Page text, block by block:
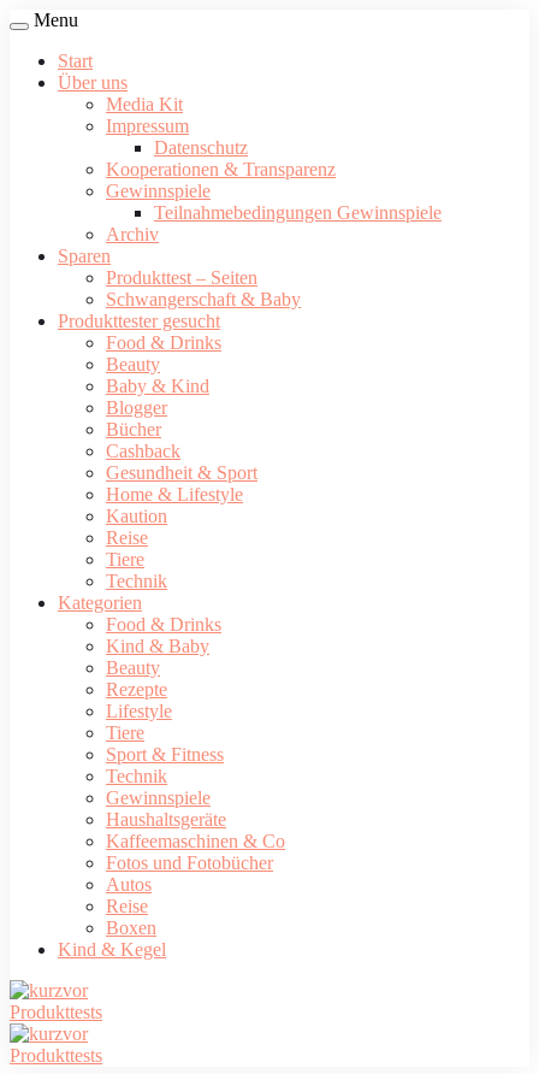
Menu
Start
Über uns
Media Kit
Impressum
Datenschutz
Kooperationen & Transparenz
Gewinnspiele
Teilnahmebedingungen Gewinnspiele
Archiv
Sparen
Produkttest – Seiten
Schwangerschaft & Baby
Produkttester gesucht
Food & Drinks
Beauty
Baby & Kind
Blogger
Bücher
Cashback
Gesundheit & Sport
Home & Lifestyle
Kaution
Reise
Tiere
Technik
Kategorien
Food & Drinks
Kind & Baby
Beauty
Rezepte
Lifestyle
Tiere
Sport & Fitness
Technik
Gewinnspiele
Haushaltsgeräte
Kaffeemaschinen & Co
Fotos und Fotobücher
Autos
Reise
Boxen
Kind & Kegel